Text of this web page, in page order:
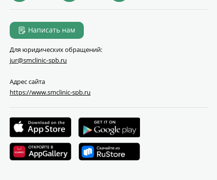
Написать нам
Для юридических обращений:
jur@smclinic‑spb.ru
Адрес сайта
https://www.smclinic-spb.ru